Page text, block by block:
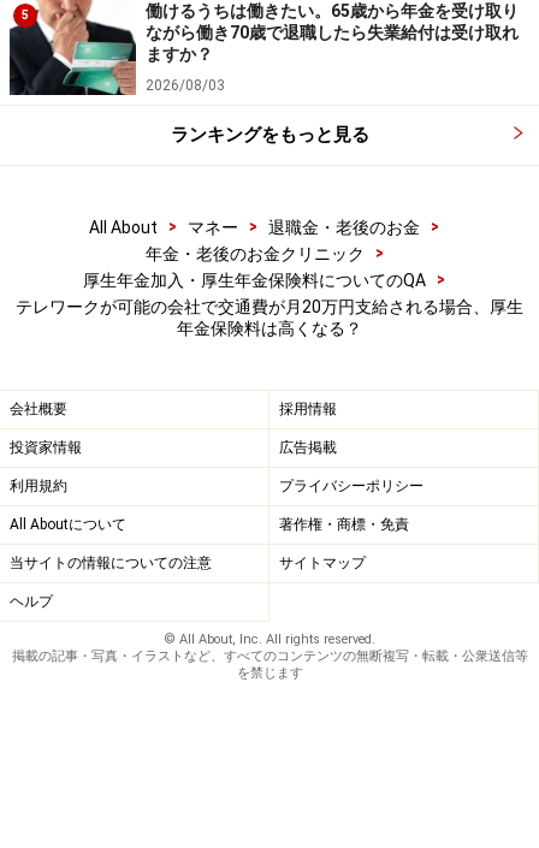
5
働けるうちは働きたい。65歳から年金を受け取り
ながら働き70歳で退職したら失業給付は受け取れ
ますか？
2026/08/03
ランキングをもっと見る
All About > マネー > 退職金・老後のお金
>
年金・老後のお金クリニック
>
厚生年金加入・厚生年金保険料についてのQA
>
テレワークが可能の会社で交通費が月20万円支給される場合、厚生
年金保険料は高くなる？
会社概要 採用情報
投資家情報 広告掲載
利用規約 プライバシーポリシー
All Aboutについて 著作権・商標・免責
当サイトの情報についての注意 サイトマップ
ヘルプ
© All About, Inc. All rights reserved.
掲載の記事・写真・イラストなど、すべてのコンテンツの無断複写・転載・公衆送信等
を禁じます